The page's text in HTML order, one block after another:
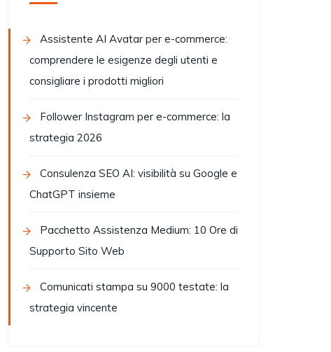
Assistente AI Avatar per e-commerce:
comprendere le esigenze degli utenti e
consigliare i prodotti migliori
Follower Instagram per e-commerce: la
strategia 2026
Consulenza SEO AI: visibilità su Google e
ChatGPT insieme
Pacchetto Assistenza Medium: 10 Ore di
Supporto Sito Web
Comunicati stampa su 9000 testate: la
strategia vincente